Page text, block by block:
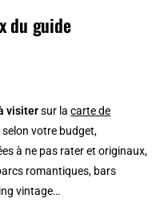
du guide
visitersur lacarte de
votre budget,
à ne pas rater et originaux,
romantiques, bars
vintage…